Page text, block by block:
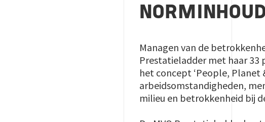
Managen van de
Prestatieladder met haar 33
het concept ‘People, Planet
arbeidsomstandigheden,
milieu en betrokkenheid bij